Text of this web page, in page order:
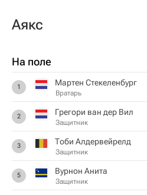
Аякс
На поле
1 Мартен Стекеленбург
Вратарь
2 Грегори ван дер Вил
Защитник
3 Тоби Алдервейрелд
Защитник
5 Вурнон Анита
Защитник